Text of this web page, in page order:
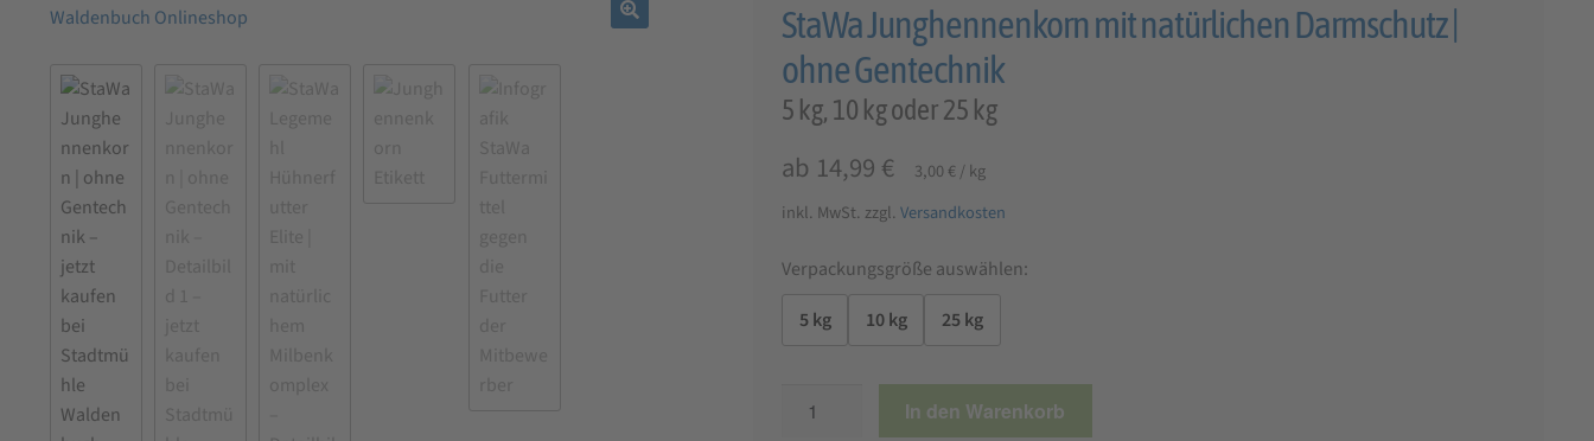
StaWa Junghennenkorn mit natürlichen Darmschutz |
ohne Gentechnik
5 kg, 10 kg oder 25 kg
ab 14,99 € 3,00 € /kg
inkl. MwSt. zzgl. Versandkosten
Verpackungsgröße auswählen:
5 kg
10 kg 25 kg
Junghennenkorn
In den Warenkorb